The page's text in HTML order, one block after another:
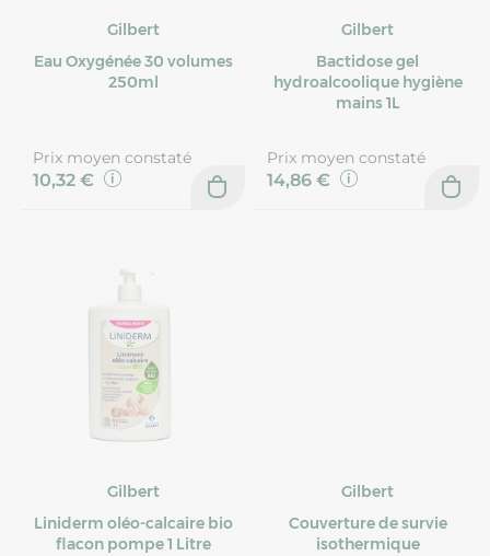
Gilbert
Eau Oxygénée 30 volumes
250ml
Prix moyen constaté
10,32 €
Gilbert
Bactidose gel
hydroalcoolique hygiène
mains 1L
Prix moyen constaté
14,86 €
Gilbert
Liniderm oléo-calcaire bio
flacon pompe 1 Litre
Gilbert
Couverture de survie
isothermique